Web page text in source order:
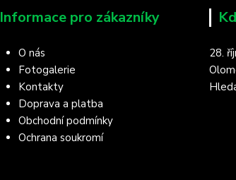
Informace pro zákazníky
O nás
Fotogalerie
Kontakty
Doprava a platba
Obchodní podmínky
Ochrana soukromí
28.